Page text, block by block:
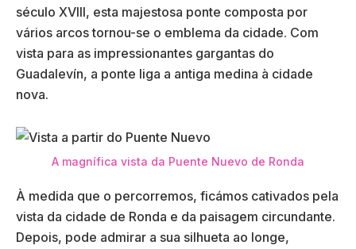
século XVIII, esta majestosa ponte composta por
vários arcos tornou-se o emblema da cidade. Com
vista para as impressionantes gargantas do
Guadalevín, a ponte liga a antiga medina à cidade
nova.
A magnífica vista da Puente Nuevo de Ronda
À medida que o percorremos, ficámos cativados pela
vista da cidade de Ronda e da paisagem circundante.
Depois, pode admirar a sua silhueta ao longe,